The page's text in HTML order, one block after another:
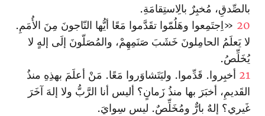
بالصِّدقِ، مُخبِرٌ بالِاستِقامَةِ.
20 «اِجتَمِعوا وهَلُمّوا تقَدَّموا مَعًا أيُّها النّاجونَ مِنَ الأُمَمِ.
لا يَعلَمُ الحامِلونَ خَشَبَ صَنَمِهِمْ، والمُصَلّونَ إلَى إلهٍ لا
يُخَلِّصُ.
21 أخبِروا. قَدِّموا. وليَتَشاوَروا مَعًا. مَنْ أعلَمَ بهذِهِ منذُ
القَديمِ، أخبَرَ بها منذُ زَمانٍ؟ أليس أنا الرَّبُّ ولا إلهَ آخَرَ
غَيري؟ إلهٌ بارٌّ ومُخَلِّصٌ. ليس سِوايَ.